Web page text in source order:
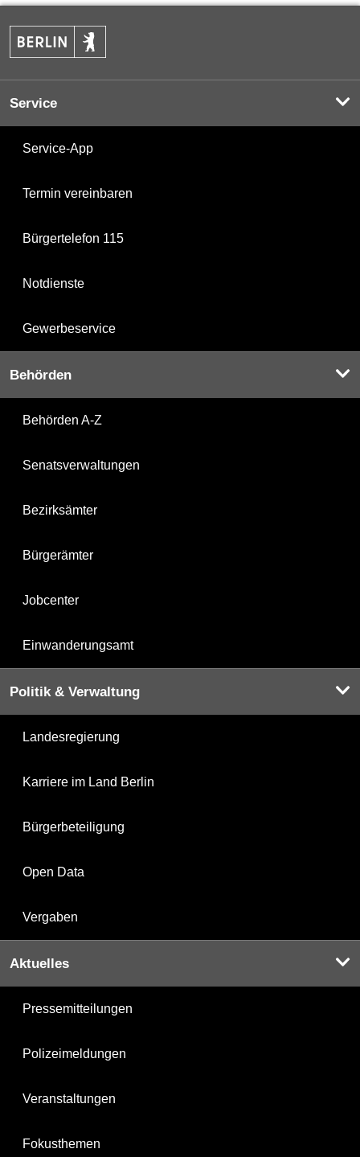
Service
Service-App
Termin vereinbaren
Bürgertelefon 115
Notdienste
Gewerbeservice
Behörden
Behörden A-Z
Senatsverwaltungen
Bezirksämter
Bürgerämter
Jobcenter
Einwanderungsamt
Politik & Verwaltung
Landesregierung
Karriere im Land Berlin
Bürgerbeteiligung
Open Data
Vergaben
Aktuelles
Pressemitteilungen
Polizeimeldungen
Veranstaltungen
Fokusthemen